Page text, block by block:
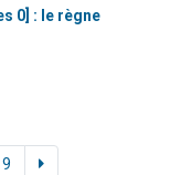
0] : le règne
9